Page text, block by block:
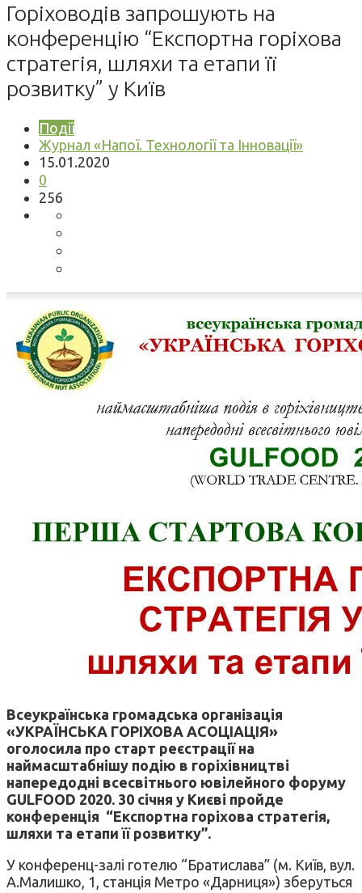
Горіховодів запрошують на
конференцію “Експортна горіхова
стратегія, шляхи та етапи її
розвитку” у Київ
Події
Журнал «Напої. Технології та Інновації»
15.01.2020
0
256
Всеукраїнська громадська організація
«УКРАЇНСЬКА ГОРІХОВА АСОЦІАЦІЯ»
оголосила про старт реєстрації на
наймасштабнішу подію в горіхівництві
напередодні всесвітнього ювілейного форуму
GULFOOD 2020. 30 січня у Києві пройде
конференція “Експортна горіхова стратегія,
шляхи та етапи її розвитку”.
У конференц-залі готелю “Братислава” (м. Київ, вул.
А.Малишко, 1, станція Метро «Дарниця») зберуться